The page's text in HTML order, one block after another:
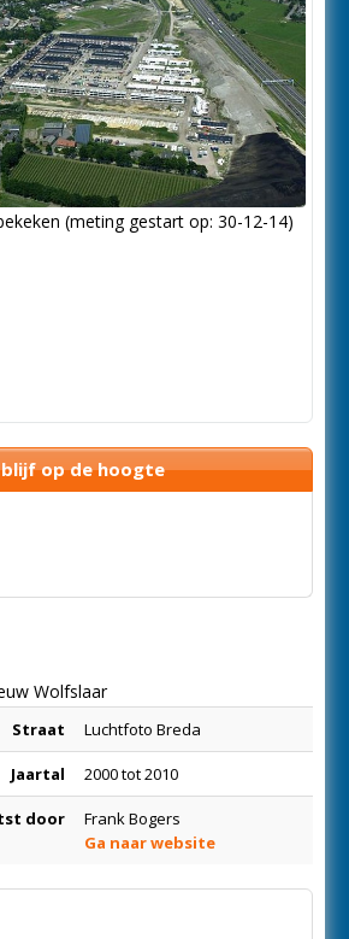
(meting gestart op: 30-12-14)
blijf op de hoogte
Wolfslaar
Straat Luchtfoto Breda
Jaartal 2000 tot 2010
door
Frank Bogers
Ga naar website